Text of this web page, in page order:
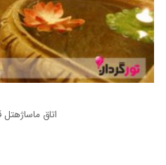
اتاق